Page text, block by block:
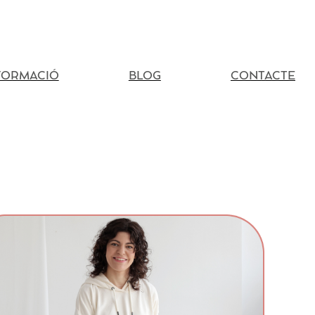
BLOG CONTACTE